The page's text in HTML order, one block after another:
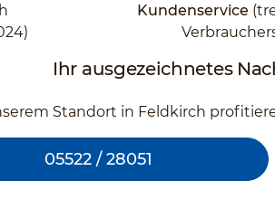
Kundenservice
Ihr ausgezeichnetes
Standort in Feldkirch
05522 / 28051